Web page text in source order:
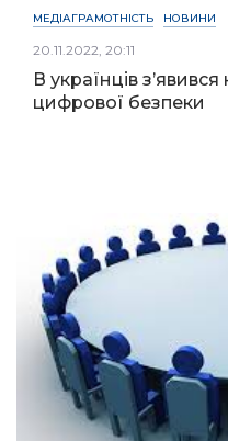
МЕДІАГРАМОТНІСТЬ НОВИНИ
20.11.2022, 20:11
В українців
цифрової безпеки